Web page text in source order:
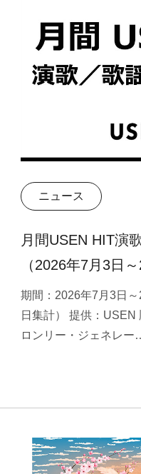
ニュース
月間USEN HIT演
（2026年7月3日
期間：2026年7月3日
日集計） 提供：USEN
ロンリー・ジェネレー